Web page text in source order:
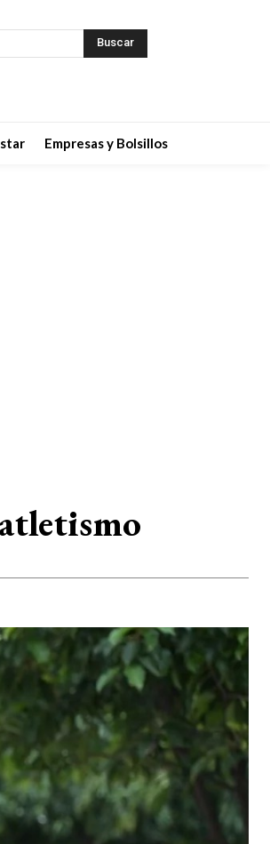
Buscar
Empresas y Bolsillos